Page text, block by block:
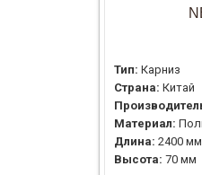
Тип: Карниз
Страна: Китай
Материал:
Длина: 2400 мм
Высота: 70 мм